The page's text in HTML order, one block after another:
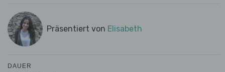
Präsentiert von Elisabeth
DAUER